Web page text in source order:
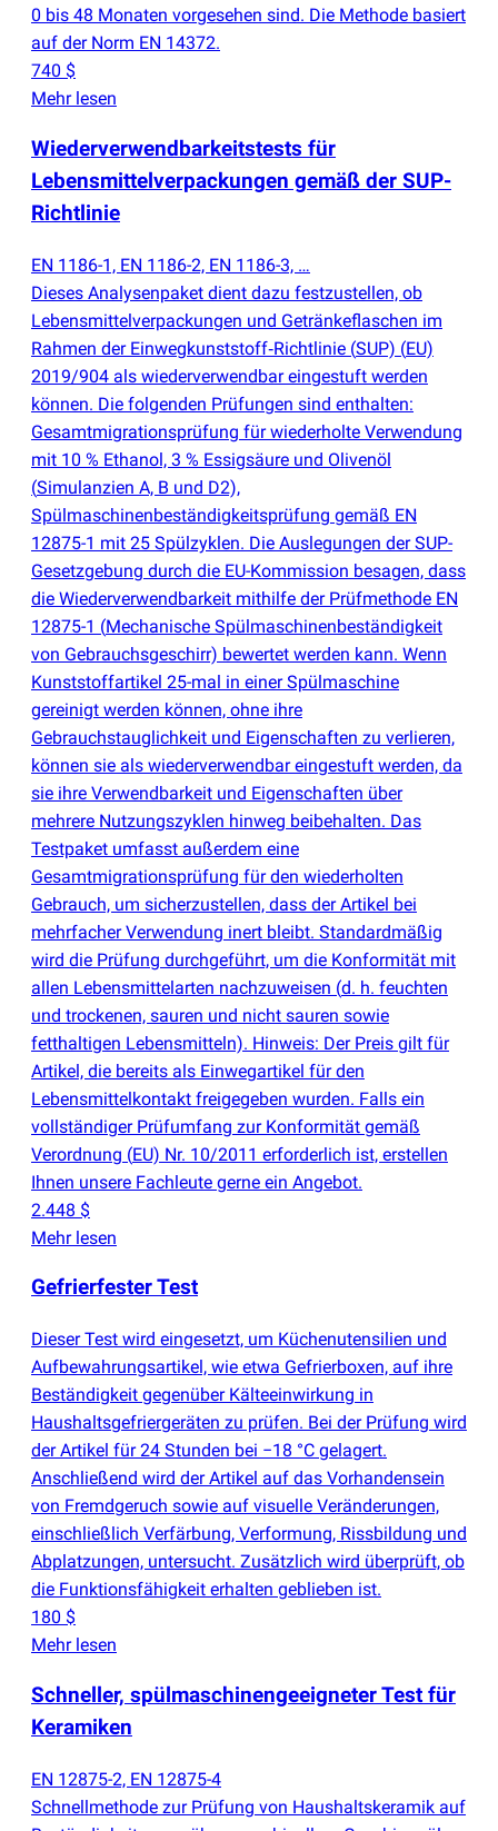
0 bis 48 Monaten vorgesehen sind. Die Methode basiert
auf der Norm EN 14372.
740 $
Mehr lesen
Wiederverwendbarkeitstests für
Lebensmittelverpackungen gemäß der SUP-
Richtlinie
EN 1186-1, EN 1186-2, EN 1186-3, …
Dieses Analysenpaket dient dazu festzustellen, ob
Lebensmittelverpackungen und Getränkeflaschen im
Rahmen der Einwegkunststoff‑Richtlinie (SUP) (EU)
2019/904 als wiederverwendbar eingestuft werden
können. Die folgenden Prüfungen sind enthalten:
Gesamtmigrationsprüfung für wiederholte Verwendung
mit 10 % Ethanol, 3 % Essigsäure und Olivenöl
(Simulanzien A, B und D2),
Spülmaschinenbeständigkeitsprüfung gemäß EN
12875-1 mit 25 Spülzyklen. Die Auslegungen der SUP-
Gesetzgebung durch die EU-Kommission besagen, dass
die Wiederverwendbarkeit mithilfe der Prüfmethode EN
12875-1 (Mechanische Spülmaschinenbeständigkeit
von Gebrauchsgeschirr) bewertet werden kann. Wenn
Kunststoffartikel 25-mal in einer Spülmaschine
gereinigt werden können, ohne ihre
Gebrauchstauglichkeit und Eigenschaften zu verlieren,
können sie als wiederverwendbar eingestuft werden, da
sie ihre Verwendbarkeit und Eigenschaften über
mehrere Nutzungszyklen hinweg beibehalten. Das
Testpaket umfasst außerdem eine
Gesamtmigrationsprüfung für den wiederholten
Gebrauch, um sicherzustellen, dass der Artikel bei
mehrfacher Verwendung inert bleibt. Standardmäßig
wird die Prüfung durchgeführt, um die Konformität mit
allen Lebensmittelarten nachzuweisen (d. h. feuchten
und trockenen, sauren und nicht sauren sowie
fetthaltigen Lebensmitteln). Hinweis: Der Preis gilt für
Artikel, die bereits als Einwegartikel für den
Lebensmittelkontakt freigegeben wurden. Falls ein
vollständiger Prüfumfang zur Konformität gemäß
Verordnung (EU) Nr. 10/2011 erforderlich ist, erstellen
Ihnen unsere Fachleute gerne ein Angebot.
2.448 $
Mehr lesen
Gefrierfester Test
Dieser Test wird eingesetzt, um Küchenutensilien und
Aufbewahrungsartikel, wie etwa Gefrierboxen, auf ihre
Beständigkeit gegenüber Kälteeinwirkung in
Haushaltsgefriergeräten zu prüfen. Bei der Prüfung wird
der Artikel für 24 Stunden bei −18 °C gelagert.
Anschließend wird der Artikel auf das Vorhandensein
von Fremdgeruch sowie auf visuelle Veränderungen,
einschließlich Verfärbung, Verformung, Rissbildung und
Abplatzungen, untersucht. Zusätzlich wird überprüft, ob
die Funktionsfähigkeit erhalten geblieben ist.
180 $
Mehr lesen
Schneller, spülmaschinengeeigneter Test für
Keramiken
EN 12875-2, EN 12875-4
Schnellmethode zur Prüfung von Haushaltskeramik auf